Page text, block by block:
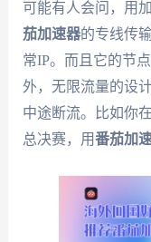
可能有人会问，用
茄加速器的专线传
常IP。而且它的节
外，无限流量的设
中途断流。比如你
总决赛，用番茄加